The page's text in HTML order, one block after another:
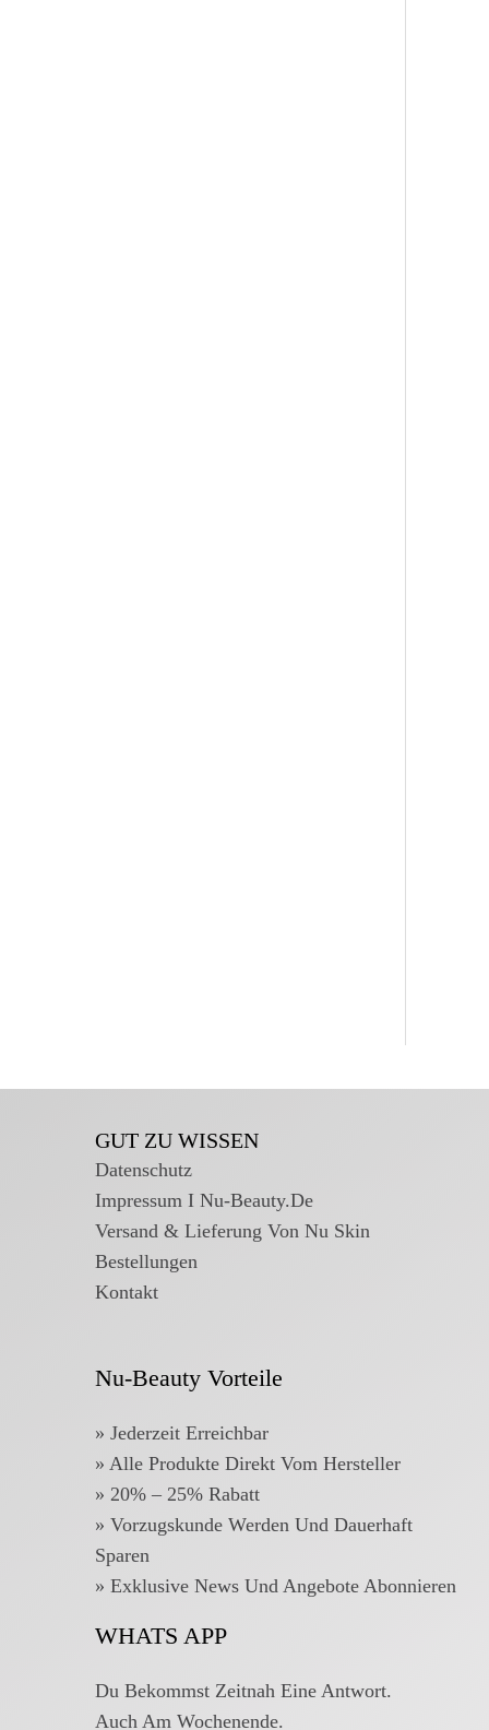
GUT ZU WISSEN
Datenschutz
Impressum I Nu-Beauty.de
Versand & Lieferung Von Nu Skin
Bestellungen
Kontakt
Nu-Beauty Vorteile
» Jederzeit Erreichbar
» Alle Produkte Direkt Vom Hersteller
» 20% – 25% Rabatt
» Vorzugskunde Werden Und Dauerhaft
Sparen
» Exklusive News Und Angebote Abonnieren
WHATS APP
Du Bekommst Zeitnah Eine Antwort.
Auch Am Wochenende.